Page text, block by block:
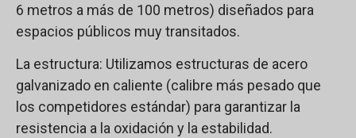
6 metros a más de 100 metros) diseñados para
espacios públicos muy transitados.
La estructura: Utilizamos estructuras de acero
galvanizado en caliente (calibre más pesado que
los competidores estándar) para garantizar la
resistencia a la oxidación y la estabilidad.